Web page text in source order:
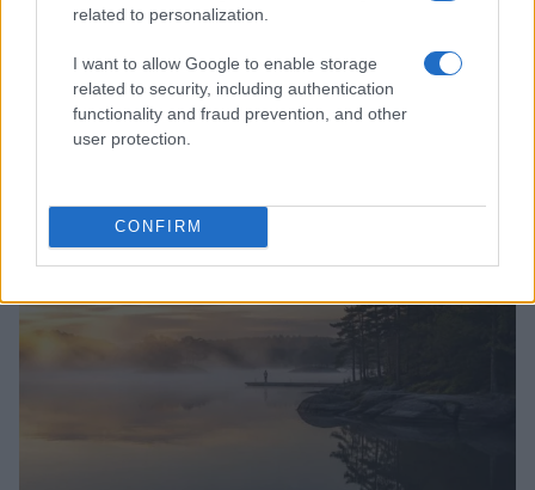
related to personalization.
I want to allow Google to enable storage
related to security, including authentication
functionality and fraud prevention, and other
user protection.
CONFIRM
Molise senza folla: itinerari tra borghi, mare e
LUOGHI DA VEDERE